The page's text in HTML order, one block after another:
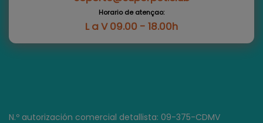
Horario de atençao:
L a V 09.00 - 18.00h
N.º autorización comercial detallista: 09-375-CDMV